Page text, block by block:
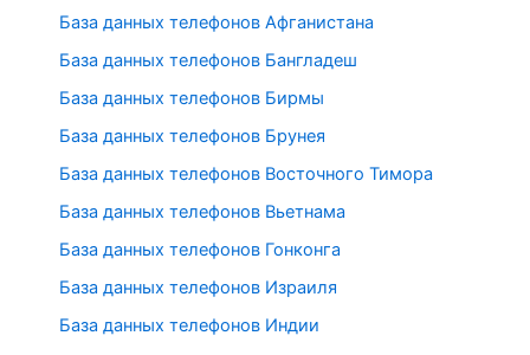
База данных телефонов Афганистана
База данных телефонов Бангладеш
База данных телефонов Бирмы
База данных телефонов Брунея
База данных телефонов Восточного Тимора
База данных телефонов Вьетнама
База данных телефонов Гонконга
База данных телефонов Израиля
База данных телефонов Индии